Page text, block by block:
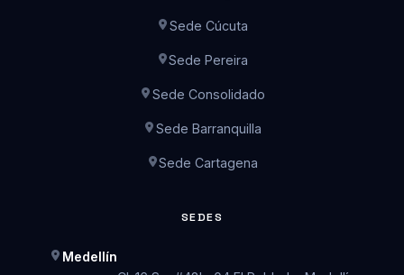
Sede Cúcuta
Sede Pereira
Sede Consolidado
Sede Barranquilla
Sede Cartagena
SEDES
Medellín
Asesoría de admisiones